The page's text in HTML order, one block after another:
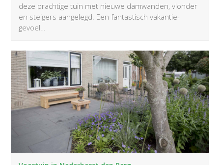
deze prachtige tuin met nieuwe damwanden, vlonder
en steigers aangelegd. Een fantastisch vakantie-
gevoel…